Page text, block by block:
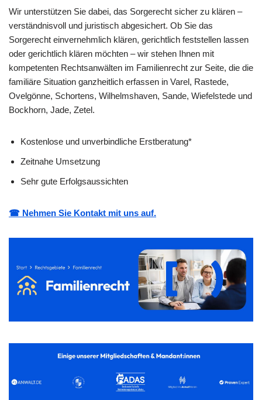
Wir unterstützen Sie dabei, das Sorgerecht sicher zu klären –
verständnisvoll und juristisch abgesichert. Ob Sie das
Sorgerecht einvernehmlich klären, gerichtlich feststellen lassen
oder gerichtlich klären möchten – wir stehen Ihnen mit
kompetenten Rechtsanwälten im Familienrecht zur Seite, die die
familiäre Situation ganzheitlich erfassen in Varel, Rastede,
Ovelgönne, Schortens, Wilhelmshaven, Sande, Wiefelstede und
Bockhorn, Jade, Zetel.
Kostenlose und unverbindliche Erstberatung*
Zeitnahe Umsetzung
Sehr gute Erfolgsaussichten
☎ Nehmen Sie Kontakt mit uns auf.